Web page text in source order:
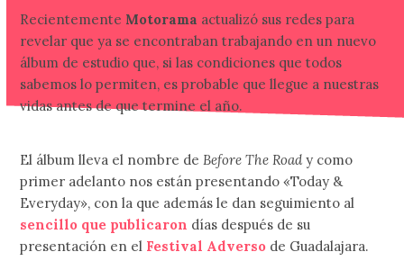
Recientemente Motorama actualizó sus redes para
revelar que ya se encontraban trabajando en un nuevo
álbum de estudio que, si las condiciones que todos
sabemos lo permiten, es probable que llegue a nuestras
vidas antes de que termine el año.
El álbum lleva el nombre deBefore The Road y como
primer adelanto nos están presentando «Today &
Everyday», con la que además le dan seguimiento al
sencillo que publicaron días después de su
presentación en el Festival Adverso de Guadalajara.